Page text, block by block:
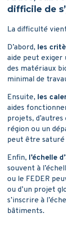
difficile de
La difficulté
D’abord, les
aide peut exiger
des matériaux
minimal de
Ensuite, les
aides
projets,
région ou un
peut être saturé
Enfin, l’échelle
souvent à
ou le FEDER
ou d’un projet
s’inscrire à
bâtiments.